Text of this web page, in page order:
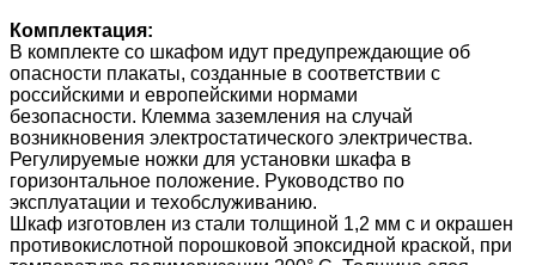
Комплектация:
В комплекте со шкафом идут предупреждающие об
опасности плакаты, созданные в соответствии с
российскими и европейскими нормами
безопасности. Клемма заземления на случай
возникновения электростатического электричества.
Регулируемые ножки для установки шкафа в
горизонтальное положение. Руководство по
эксплуатации и техобслуживанию.
Шкаф изготовлен из стали толщиной 1,2 мм с и окрашен
противокислотной порошковой эпоксидной краской, при